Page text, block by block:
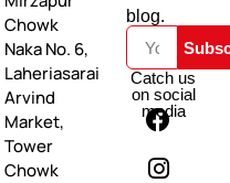
Chowk
Naka No. 6,
Laheriasarai
Arvind
Market,
Tower
Chowk
blog.
Catch us
on social
media